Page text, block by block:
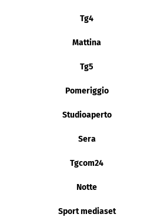
Tg4
Mattina
Tg5
Pomeriggio
Studioaperto
Sera
Tgcom24
Notte
Sport mediaset